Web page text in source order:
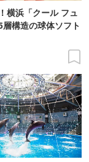
横浜「クール フュ
構造の球体ソフト